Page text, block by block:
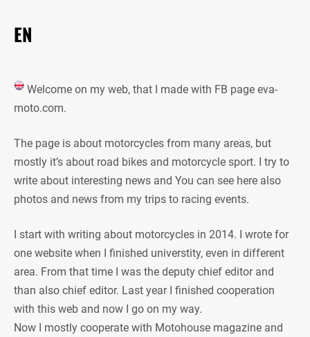
EN
Welcome on my web, that I made with FB page eva-
moto.com.
The page is about motorcycles from many areas, but
mostly it’s about road bikes and motorcycle sport. I try to
write about interesting news and You can see here also
photos and news from my trips to racing events.
I start with writing about motorcycles in 2014. I wrote for
one website when I finished universtity, even in different
area. From that time I was the deputy chief editor and
than also chief editor. Last year I finished cooperation
with this web and now I go on my way.
Now I mostly cooperate with Motohouse magazine and